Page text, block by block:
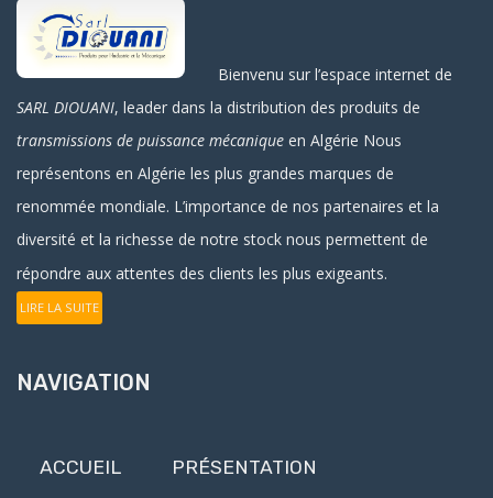
Bienvenu sur l’espace internet de
SARL DIOUANI, leader dans la distribution des produits de
transmissions de puissance mécanique en Algérie Nous
représentons en Algérie les plus grandes marques de
renommée mondiale. L’importance de nos partenaires et la
diversité et la richesse de notre stock nous permettent de
répondre aux attentes des clients les plus exigeants.
LIRE LA SUITE
NAVIGATION
ACCUEIL PRÉSENTATION